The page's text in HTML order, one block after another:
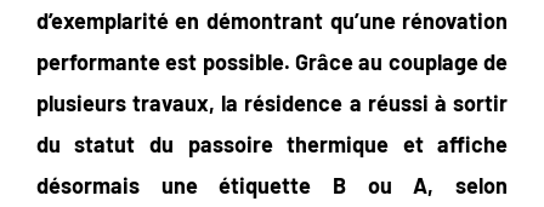
d’exemplarité en démontrant qu’une rénovation
performante est possible. Grâce au couplage de
plusieurs travaux, la résidence a réussi à sortir
du statut du passoire thermique et affiche
désormais une étiquette B ou A, selon